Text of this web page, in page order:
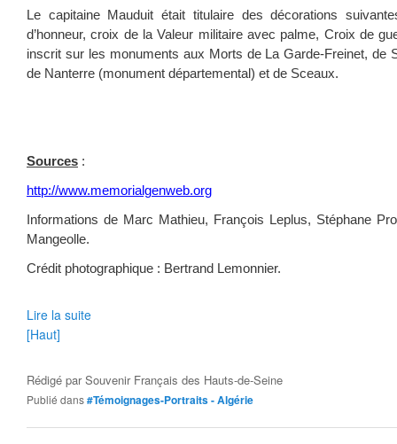
Le capitaine Mauduit était titulaire des décorations
d’honneur, croix de la Valeur militaire avec palme, Croix de
inscrit sur les monuments aux Morts de La Garde-Freinet, de
de Nanterre (monument départemental) et de Sceaux.
Sources :
http://www.memorialgenweb.org
Informations de Marc Mathieu, François Leplus, Stéphane
Mangeolle.
Crédit photographique : Bertrand Lemonnier.
Lire la suite
[Haut]
Rédigé parSouvenir Français des Hauts-de-Seine
Publié dans#Témoignages-Portraits - Algérie